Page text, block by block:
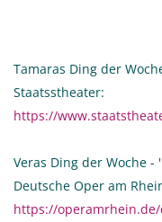
Tamaras Ding der
Staatsstheater:
https://
Veras Ding der Woche
Deutsche Oper am
https://